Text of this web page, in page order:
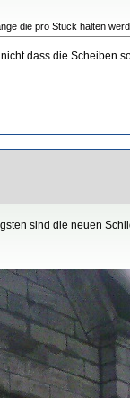
die pro Stück halten
dass die Scheiben
sind die neuen